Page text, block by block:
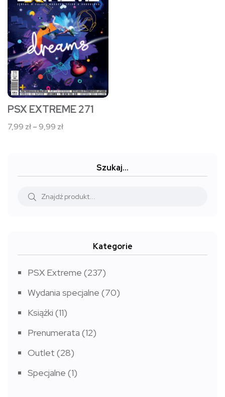
wiele
wariantów.
Opcje
można
wybrać
na
stronie
PSX EXTREME 271
7,99 zł–9,99 złZakres
do
Szukaj…
Kategorie
PSX Extreme (237)
Wydania specjalne (70)
Książki (11)
Prenumerata (12)
Outlet (28)
Specjalne (1)